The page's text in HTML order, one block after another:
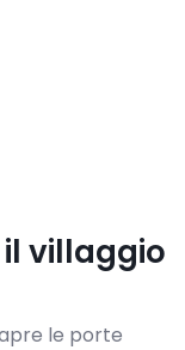
villaggio
le porte